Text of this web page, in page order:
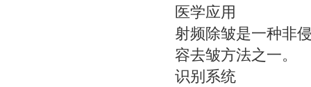
医学应用
射频除皱是一种非
容去皱方法之一。
识别系统